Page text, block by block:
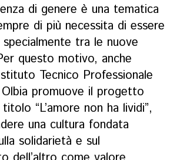
di genere è una tematica
di più necessita di essere
tra le nuove
questo motivo, anche
Tecnico Professionale
Olbia promuove il progetto
“L’amore non ha lividi”,
una cultura fondata
solidarietà e sul